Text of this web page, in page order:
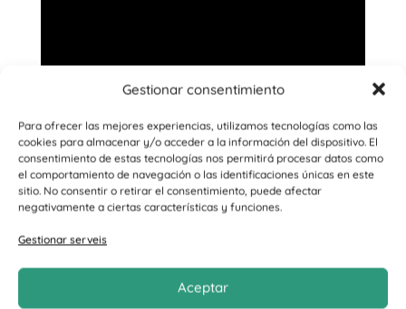
Gestionar consentimiento
Para ofrecer las mejores experiencias, utilizamos tecnologías como las
cookies para almacenar y/o acceder a la información del dispositivo. El
consentimiento de estas tecnologías nos permitirá procesar datos como
el comportamiento de navegación o las identificaciones únicas en este
sitio. No consentir o retirar el consentimiento, puede afectar
negativamente a ciertas características y funciones.
Gestionar serveis
Aceptar
FERRAN
“És dur lluitar contra l’addicció, però
val la pena. És molt gratificant.”